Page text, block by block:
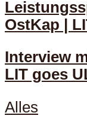
OstKap |
Interview
LIT goes
Alles